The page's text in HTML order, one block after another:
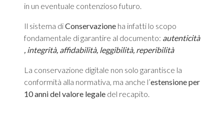
in un eventuale contenzioso futuro.
Il sistema diConservazione ha infatti lo scopo
fondamentale di garantire al documento: autenticità​
, integrità​, affidabilità​, leggibilità​, reperibilità
La conservazione digitale non solo garantisce la
conformità alla normativa, ma anche l’estensione per
10 anni del valore legale del recapito.